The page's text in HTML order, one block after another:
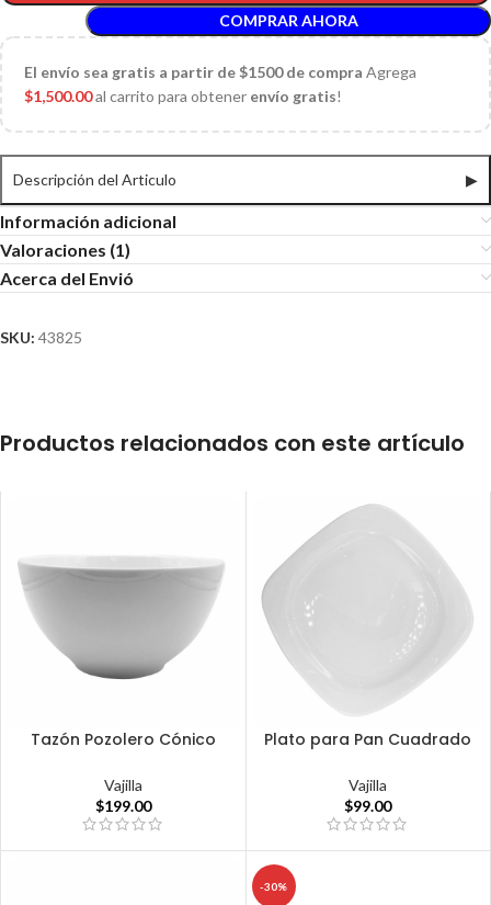
COMPRAR AHORA
El envío sea gratis a partir de $1500 de compra Agrega
$1,500.00al carrito para obtener envío gratis!
Descripción del Articulo ▶
Información adicional
Valoraciones (1)
Acerca del Envió
SKU: 43825
Productos relacionados con este artículo
Tazón Pozolero Cónico
Vajilla
$199.00
Plato para Pan Cuadrado
Vajilla
$99.00
-30%